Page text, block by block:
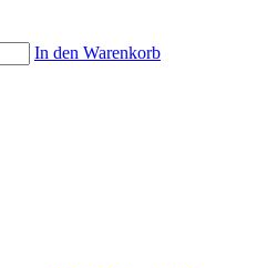
In den Warenkorb